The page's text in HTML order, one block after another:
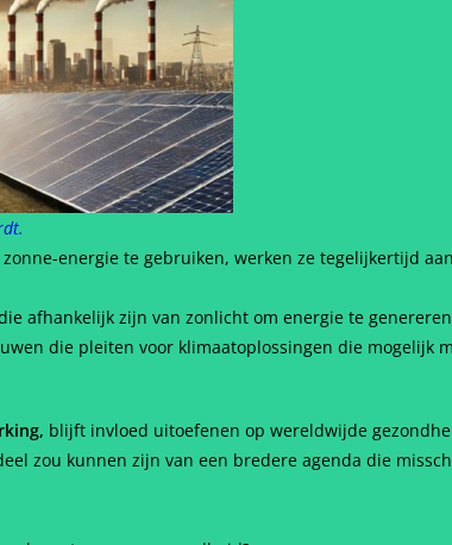
energie te gebruiken, werken ze tegelijkertijd
afhankelijk zijn van zonlicht om energie te
die pleiten voor klimaatoplossingen die mogelijk
blijft invloed uitoefenen op wereldwijde
zou kunnen zijn van een bredere agenda die